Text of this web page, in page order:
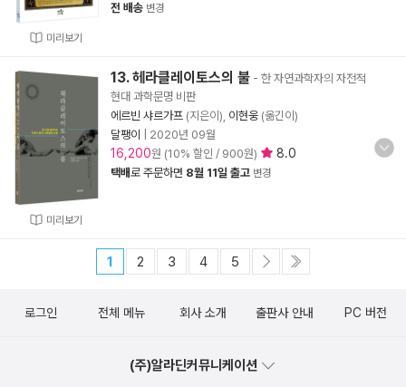
미리보기
전 배송 변경
미리보기
13. 헤라클레이토스의 불 - 한 자연과학자의 자전적
현대 과학문명 비판
에르빈 샤르가프 (지은이), 이현웅 (옮긴이)
달팽이
2020년 09월
16,200원 (10% 할인 / 900원) 8.0
택배로 주문하면 8월 11일 출고 변경
1 2 3 4 5
로그인 전체 메뉴 회사 소개 출판사 안내 PC 버전
(주)알라딘커뮤니케이션